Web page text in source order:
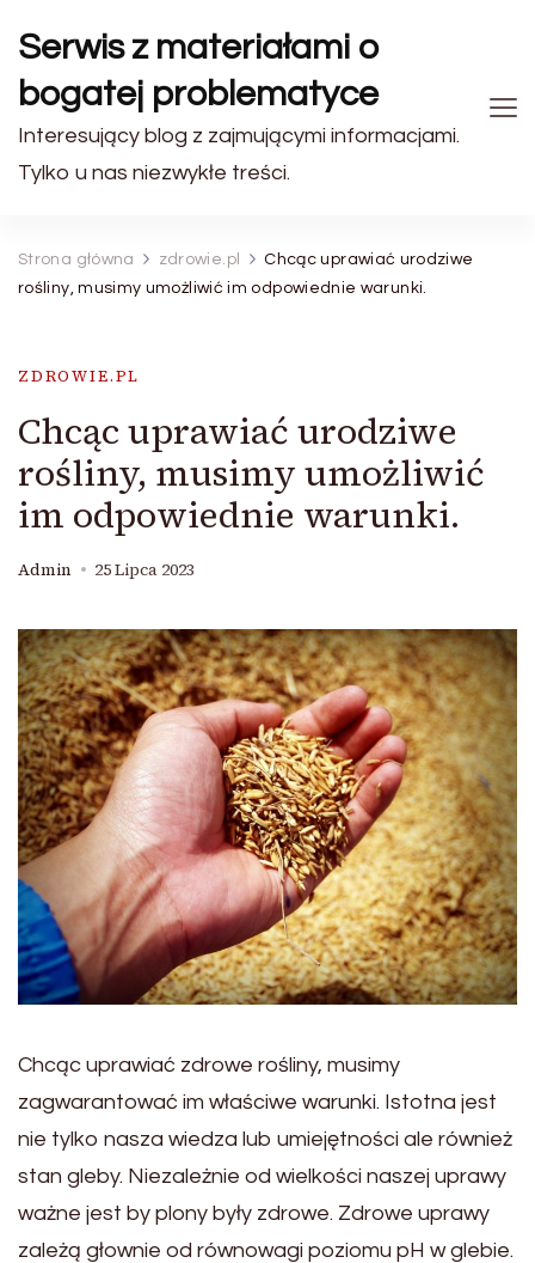
Serwis z materiałami o
bogatej problematyce
Interesujący blog z zajmującymi informacjami.
Tylko u nas niezwykłe treści.
Strona główna zdrowie.pl
Chcąc uprawiać urodziwe
rośliny, musimy umożliwić im odpowiednie warunki.
ZDROWIE.PL
Chcąc uprawiać urodziwe
rośliny, musimy umożliwić
im odpowiednie warunki.
Admin 25 Lipca 2023
Chcąc uprawiać zdrowe rośliny, musimy
zagwarantować im właściwe warunki. Istotna jest
nie tylko nasza wiedza lub umiejętności ale również
stan gleby. Niezależnie od wielkości naszej uprawy
ważne jest by plony były zdrowe. Zdrowe uprawy
zależą głownie od równowagi poziomu pH w glebie.